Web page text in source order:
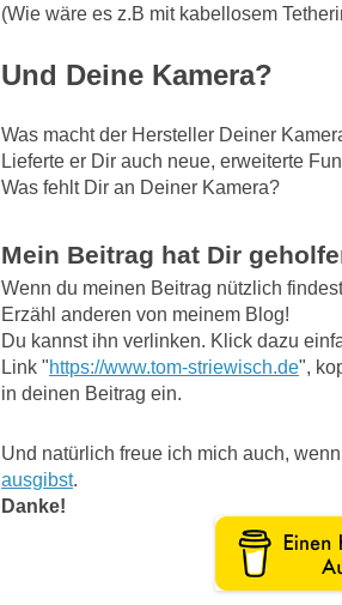
(Wie wäre es z.B mit kabellosem
Und Deine Kamera?
Was macht der Hersteller Deiner
Lieferte er Dir auch neue, erweiterte
Was fehlt Dir an Deiner Kamera?
Mein Beitrag hat Dir
Wenn du meinen Beitrag nützlich
Erzähl anderen von meinem Blog!
Du kannst ihn verlinken. Klick dazu
Link "https://www.tom-striewisch.de",
in deinen Beitrag ein.
Und natürlich freue ich mich auch,
ausgibst.
Danke!